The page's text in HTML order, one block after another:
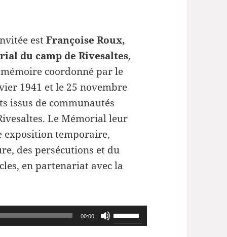
estFrançoise Roux,
du camp de Rivesaltes,
coordonné par le
1941 et le 25 novembre
issus de communautés
Le Mémorial leur
exposition temporaire,
des persécutions et du
en partenariat avec la
00:00
Utilisez
les